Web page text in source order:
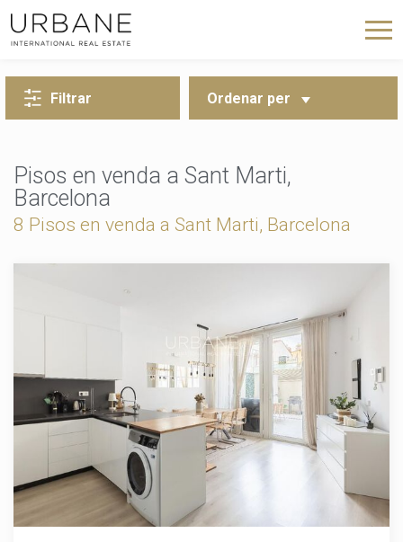
Filtrar Ordenar per
Pisos en venda a Sant Marti,
Barcelona
8 Pisos en venda a Sant Marti, Barcelona